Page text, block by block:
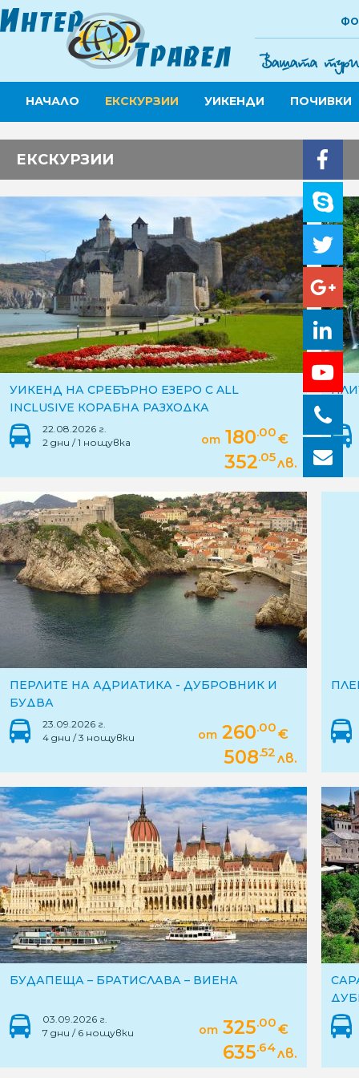
НАЧАЛО ЕКСКУРЗИИ УИКЕНДИ ПОЧИВКИ
ЕКСКУРЗИИ
УИКЕНД НА СРЕБЪРНО ЕЗЕРО С ALL
INCLUSIVE КОРАБНА РАЗХОДКА
22.08.2026 г.
2 дни / 1 нощувка
от 180.00€
352.05лв.
ПЕРЛИТЕ НА АДРИАТИКА - ДУБРОВНИК И
БУДВА
23.09.2026 г.
4 дни / 3 нощувки
от 260.00€
508.52лв.
БУДАПЕЩА – БРАТИСЛАВА – ВИЕНА
03.09.2026 г.
7 дни / 6 нощувки
от 325.00€
635.64лв.